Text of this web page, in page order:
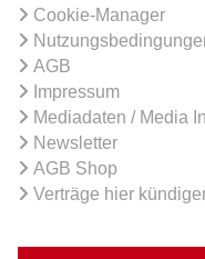
Cookie-Manager
AGB
Impressum
Mediadaten / Media
Newsletter
AGB Shop
Verträge hier